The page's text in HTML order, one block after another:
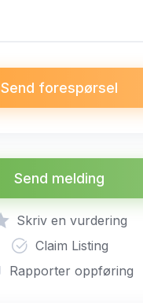
Send forespørsel
Send melding
Skriv en vurdering
Claim Listing
Rapporter oppføring